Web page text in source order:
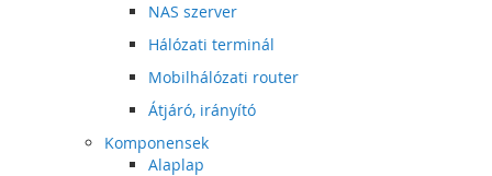
NAS szerver
Hálózati terminál
Mobilhálózati router
Átjáró, irányító
Komponensek
Alaplap